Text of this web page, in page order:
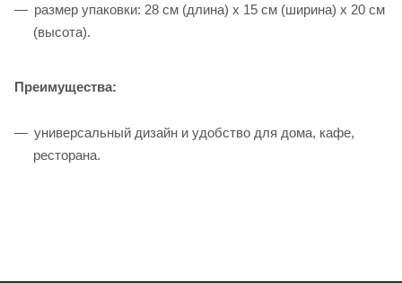
размер упаковки: 28 см (длина) х 15 см (ширина) х 20 см
(высота).
Преимущества:
универсальный дизайн и удобство для дома, кафе,
ресторана.